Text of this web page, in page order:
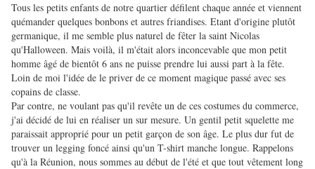
Tous les petits enfants de notre quartier défilent chaque année et viennent
quémander quelques bonbons et autres friandises. Etant d'origine plutôt
germanique, il me semble plus naturel de fêter la saint Nicolas
qu'Halloween. Mais voilà, il m'était alors inconcevable que mon petit
homme âgé de bientôt 6 ans ne puisse prendre lui aussi part à la fête.
Loin de moi l'idée de le priver de ce moment magique passé avec ses
copains de classe.
Par contre, ne voulant pas qu'il revête un de ces costumes du commerce,
j'ai décidé de lui en réaliser un sur mesure. Un gentil petit squelette me
paraissait approprié pour un petit garçon de son âge. Le plus dur fut de
trouver un legging foncé ainsi qu'un T-shirt manche longue. Rappelons
qu'à la Réunion, nous sommes au début de l'été et que tout vêtement long